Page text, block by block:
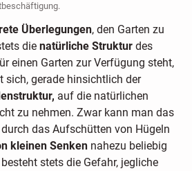
Überlegungen, den Garten zu
die natürliche Struktur des
einen Garten zur Verfügung steht,
sich, gerade hinsichtlich der
auf die natürlichen
zu nehmen. Zwar kann man das
das Aufschütten von Hügeln
kleinen Senkennahezu beliebig
stets die Gefahr, jegliche